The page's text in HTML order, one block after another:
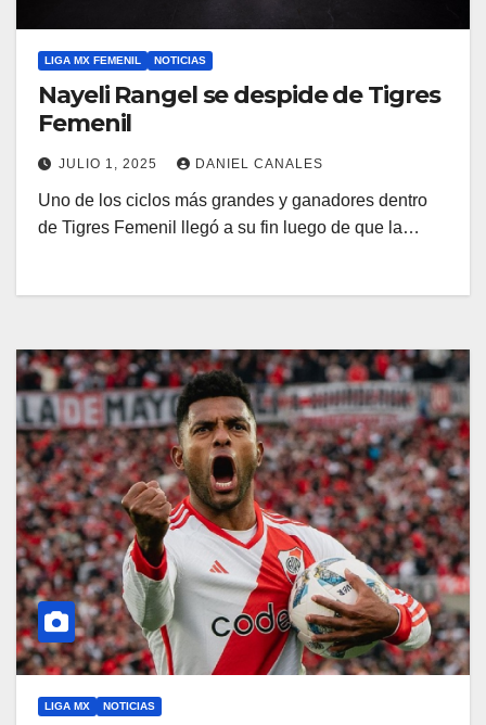
LIGA MX FEMENIL NOTICIAS
Nayeli Rangel se despide de Tigres
Femenil
JULIO 1, 2025 DANIEL CANALES
Uno de los ciclos más grandes y ganadores dentro
de Tigres Femenil llegó a su fin luego de que la…
LIGA MX NOTICIAS